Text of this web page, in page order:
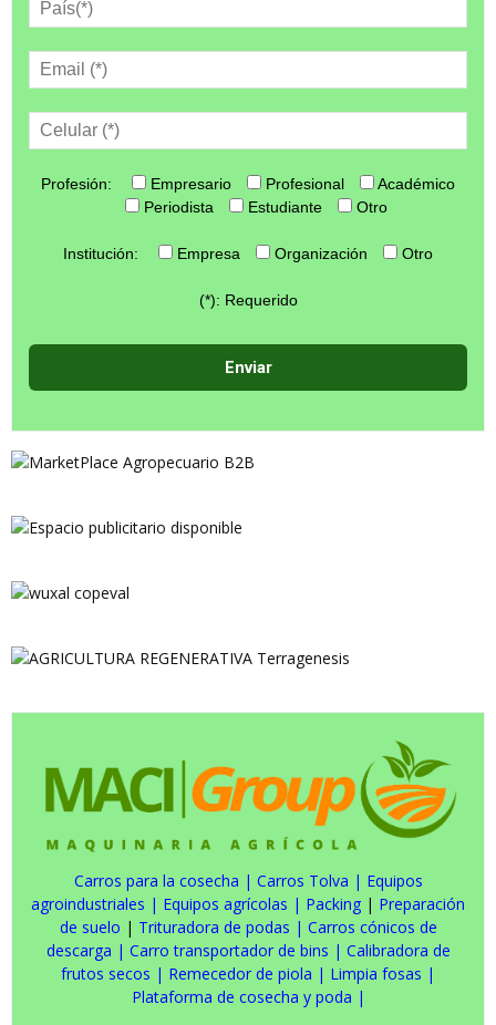
Profesión: Empresario Profesional
Académico
Periodista
Estudiante Otro
Institución: Empresa Organización Otro
(*): Requerido
Carros para la cosecha | Carros Tolva | Equipos
agroindustriales | Equipos agrícolas | Packing | Preparación
de suelo | Trituradora de podas | Carros cónicos de
descarga | Carro transportador de bins | Calibradora de
frutos secos | Remecedor de piola | Limpia fosas |
Plataforma de cosecha y poda |